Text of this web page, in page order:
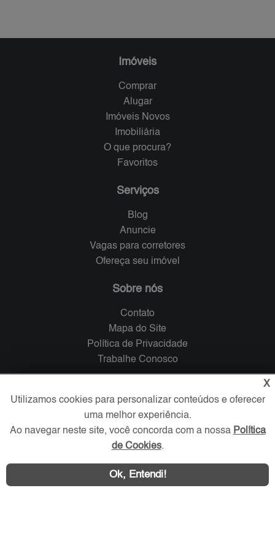
Imóveis
Comprar
Alugar
Imóveis Novos
Imobiliária
O que procura?
Favoritos
Serviços
Blog
Anuncie
Vagas para corretores
Ofereça seu imóvel
Sobre nós
Contato
Mapa do Site
Política de Privacidade
Trabalhe Conosco
Redes Sociais
X
Utilizamos cookies para personalizar conteúdos e oferecer
uma melhor experiência.
Ao navegar neste site, você concorda com a nossa Política
de Cookies.
Ok, Entendi!